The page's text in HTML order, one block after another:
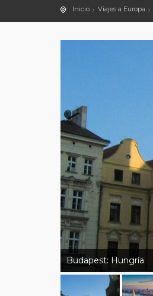
Inicio Viajes a Europa
Budapest: Hungría